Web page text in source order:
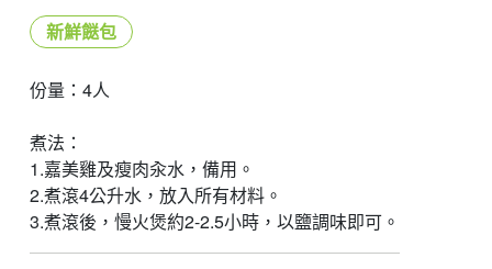
新鮮餸包
份量：4人
煮法：
1.嘉美雞及瘦肉汆水，備用。
2.煮滾4公升水，放入所有材料。
3.煮滾後，慢火煲約2-2.5小時，以鹽調味即可。